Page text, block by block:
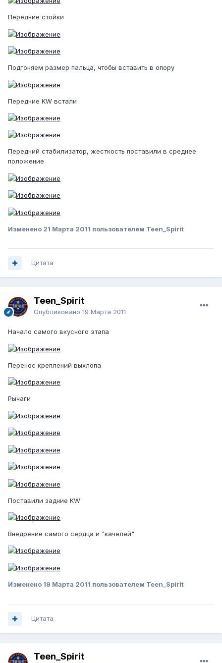
Передние стойки
Подгоняем размер пальца, чтобы вставить в опору
Передние KW встали
Передний стабилизатор, жесткость поставили в среднее
положение
Изменено 21 Марта 2011 пользователем Teen_Spirit
Цитата
Teen_Spirit
Опубликовано 19 Марта 2011
Начало самого вкусного этапа
Перенос креплений выхлопа
Рычаги
Поставили задние KW
Внедрение самого сердца и "качелей"
Изменено 19 Марта 2011 пользователем Teen_Spirit
Цитата
Teen_Spirit